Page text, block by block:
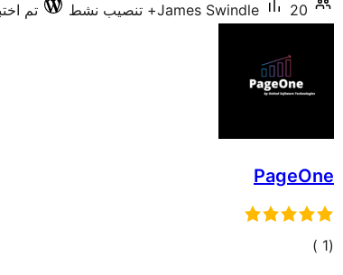
James Swindle 20+ تنصيب نشط تم
PageOne
(1
إجمالي)